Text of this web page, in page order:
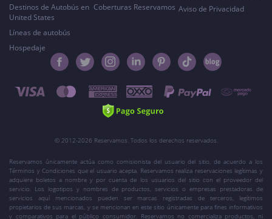
Destinos de Autobús en
United States
Líneas de autobús
Hospedaje
Coberturas Reservamos Aviso de Privacidad
© 2012-2026 Reservamos. Todos los derechos reservados.
Reservamos únicamente actúa como comisionista del usuario del sitio, de acuerdo a los
Términos y Condiciones que el usuario acepta. Reservamos realiza reservaciones legítimas y
adquiere boletos a nombre y por cuenta de los usuarios del sitio con el proveedor del
servicio. Los logotipos y nombres de productos, servicios o empresas prestadoras de
servicios aquí mencionados pueden ser marcas registradas de terceros, legítimos
propietarios de sus marcas, y se mencionan en este sitio únicamente para fines informativos
y comparativos para el público consumidor. Reservamos no comercializa productos, ni